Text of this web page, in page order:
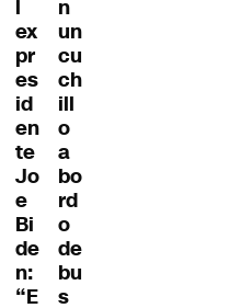
l
ex
pr
es
id
en
te
Jo
e
Bi
de
n:
“E
n
un
cu
ch
ill
o
a
bo
rd
o
de
bu
s